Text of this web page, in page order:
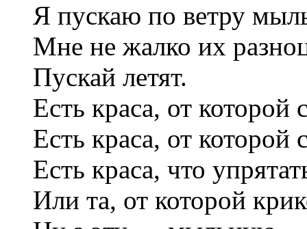
Я пускаю по ветру
Мне не жалко их
Пускай летят.
Есть краса, от которой
Есть краса, от которой
Есть краса, что
Или та, от которой